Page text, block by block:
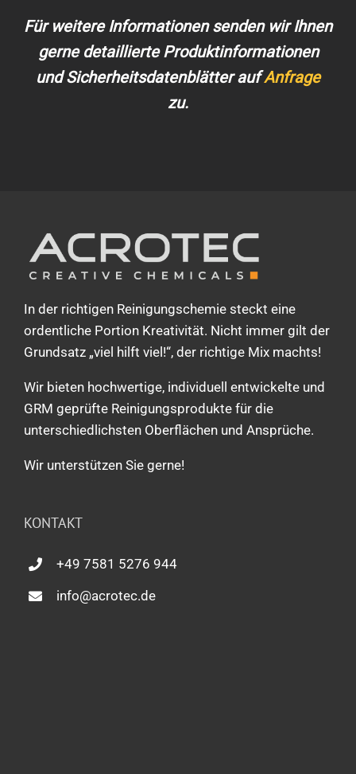
Für weitere Informationen senden wir Ihnen
gerne detaillierte Produktinformationen
und Sicherheitsdatenblätter aufAnfrage
zu.
In der richtigen Reinigungschemie steckt eine
ordentliche Portion Kreativität. Nicht immer gilt der
Grundsatz „viel hilft viel!“, der richtige Mix machts!
Wir bieten hochwertige, individuell entwickelte und
GRM geprüfte Reinigungsprodukte für die
unterschiedlichsten Oberflächen und Ansprüche.
Wir unterstützen Sie gerne!
KONTAKT
+49 7581 5276 944
info@acrotec.de